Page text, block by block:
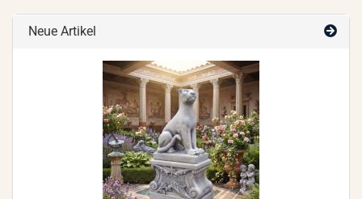
Neue Artikel